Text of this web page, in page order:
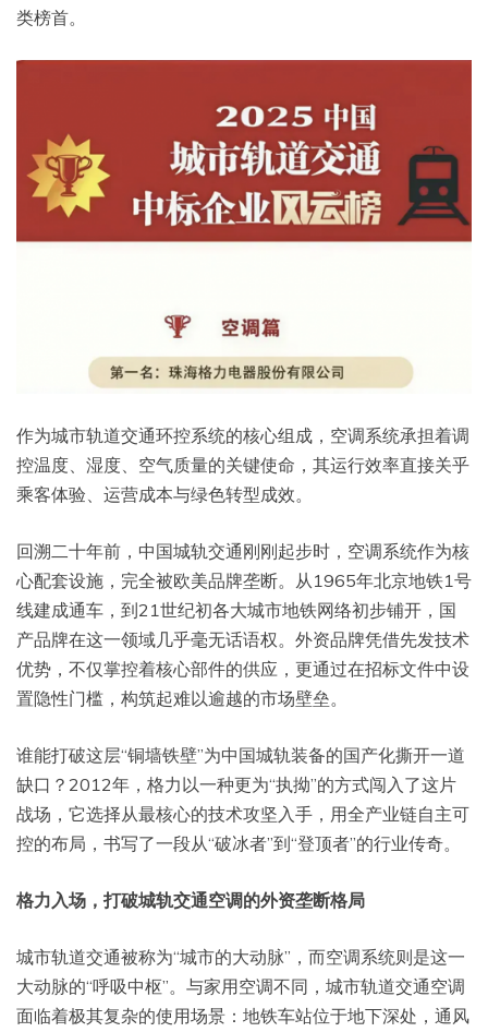
类榜首。
作为城市轨道交通环控系统的核心组成，空调系统承担着调
控温度、湿度、空气质量的关键使命，其运行效率直接关乎
乘客体验、运营成本与绿色转型成效。
回溯二十年前，中国城轨交通刚刚起步时，空调系统作为核
心配套设施，完全被欧美品牌垄断。从1965年北京地铁1号
线建成通车，到21世纪初各大城市地铁网络初步铺开，国
产品牌在这一领域几乎毫无话语权。外资品牌凭借先发技术
优势，不仅掌控着核心部件的供应，更通过在招标文件中设
置隐性门槛，构筑起难以逾越的市场壁垒。
谁能打破这层“铜墙铁壁”为中国城轨装备的国产化撕开一道
缺口？2012年，格力以一种更为“执拗”的方式闯入了这片
战场，它选择从最核心的技术攻坚入手，用全产业链自主可
控的布局，书写了一段从“破冰者”到“登顶者”的行业传奇。
格力入场，打破城轨交通空调的外资垄断格局
城市轨道交通被称为“城市的大动脉”，而空调系统则是这一
大动脉的“呼吸中枢”。与家用空调不同，城市轨道交通空调
面临着极其复杂的使用场景：地铁车站位于地下深处，通风